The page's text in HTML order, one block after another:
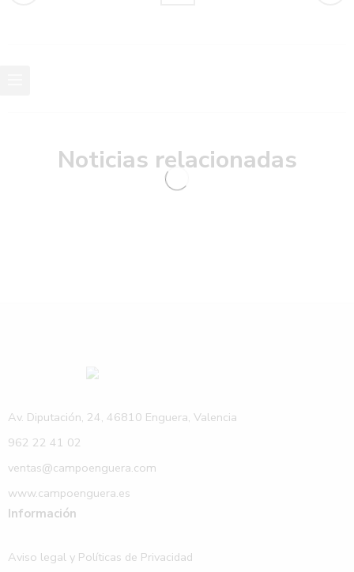
Noticias relacionadas
Av. Diputación, 24, 46810 Enguera, Valencia
962 22 41 02
ventas@campoenguera.com
www.campoenguera.es
Información
Aviso legal y Políticas de Privacidad